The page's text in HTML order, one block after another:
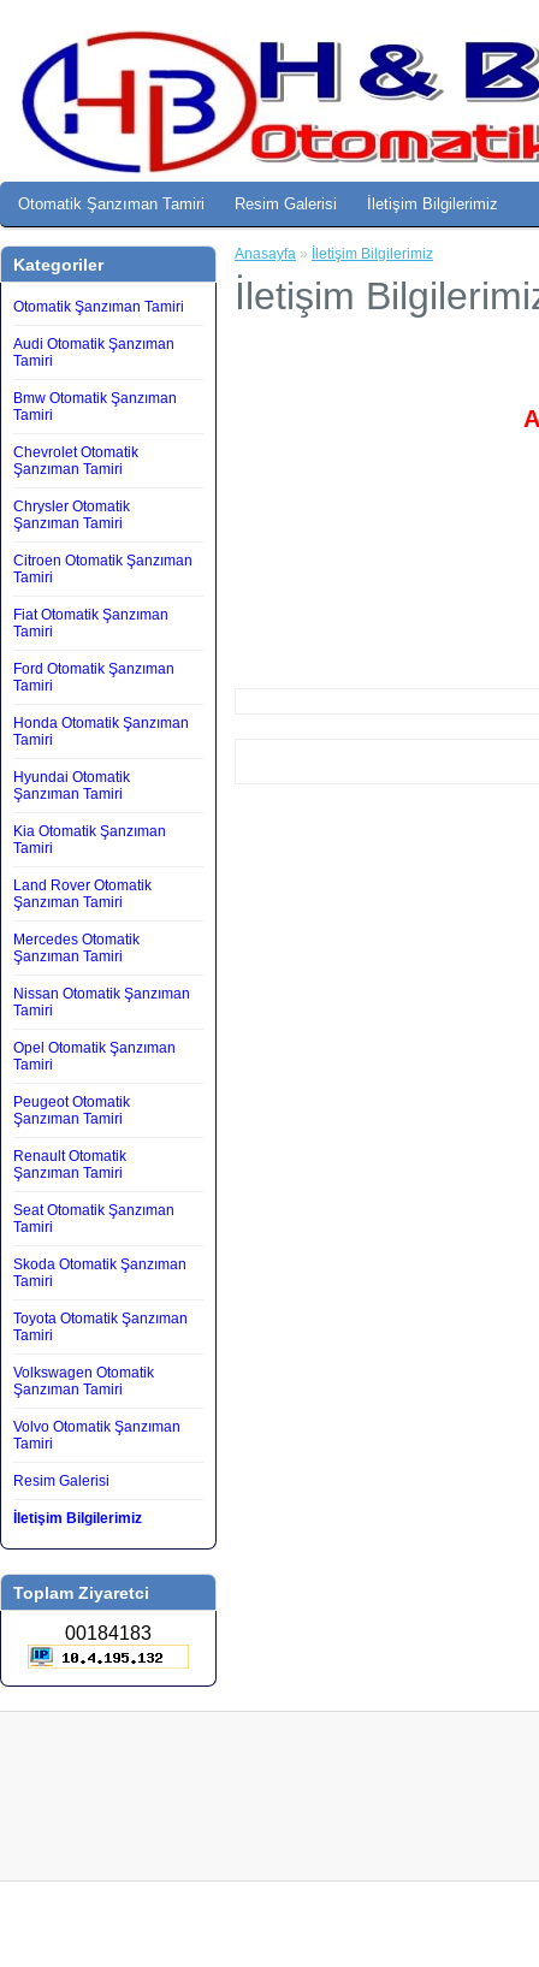
Otomatik Şanzıman Tamiri Resim Galerisi İletişim Bilgilerimiz
Kategoriler
Otomatik Şanzıman Tamiri
Audi Otomatik Şanzıman
Tamiri
Bmw Otomatik Şanzıman
Tamiri
Chevrolet Otomatik
Şanzıman Tamiri
Chrysler Otomatik
Şanzıman Tamiri
Citroen Otomatik Şanzıman
Tamiri
Fiat Otomatik Şanzıman
Tamiri
Ford Otomatik Şanzıman
Tamiri
Honda Otomatik Şanzıman
Tamiri
Hyundai Otomatik
Şanzıman Tamiri
Kia Otomatik Şanzıman
Tamiri
Land Rover Otomatik
Şanzıman Tamiri
Mercedes Otomatik
Şanzıman Tamiri
Nissan Otomatik Şanzıman
Tamiri
Opel Otomatik Şanzıman
Tamiri
Peugeot Otomatik
Şanzıman Tamiri
Renault Otomatik
Şanzıman Tamiri
Seat Otomatik Şanzıman
Tamiri
Skoda Otomatik Şanzıman
Tamiri
Toyota Otomatik Şanzıman
Tamiri
Volkswagen Otomatik
Şanzıman Tamiri
Volvo Otomatik Şanzıman
Tamiri
Resim Galerisi
İletişim Bilgilerimiz
Toplam Ziyaretci
00184183
Anasayfa » İletişim Bilgilerimiz
İletişim